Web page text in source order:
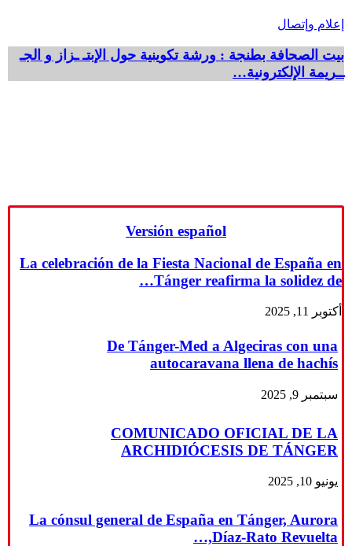
إعلام وإتصال
بيت الصحافة بطنجة : ورشة تكوينية حول الإبتـ ـزاز و الجـ
ــريمة الإلكترونية…
Versión español
La celebración de la Fiesta Nacional de España en
Tánger reafirma la solidez de…
أكتوبر 11, 2025
De Tánger-Med a Algeciras con una
autocaravana llena de hachís
سبتمبر 9, 2025
COMUNICADO OFICIAL DE LA
ARCHIDIÓCESIS DE TÁNGER
يونيو 10, 2025
La cónsul general de España en Tánger, Aurora
Díaz-Rato Revuelta,…